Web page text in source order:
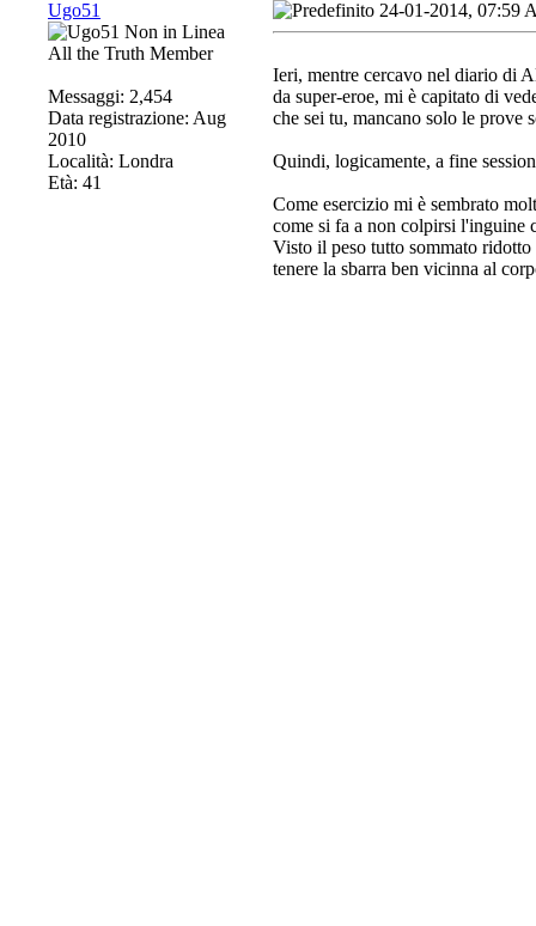
Ugo51
All the Truth Member
Messaggi: 2,454
Data registrazione: Aug
2010
Località: Londra
Età: 41
24-01-2014, 07:59
Ieri, mentre cercavo nel diario di
da super-eroe, mi è capitato di
che sei tu, mancano solo le prove
Quindi, logicamente, a fine
Come esercizio mi è sembrato
come si fa a non colpirsi l'inguine
Visto il peso tutto sommato
tenere la sbarra ben vicinna al